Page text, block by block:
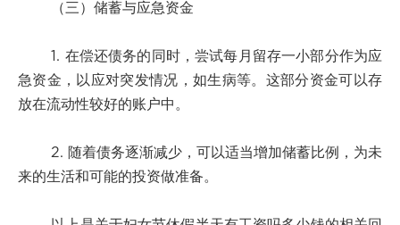
（三）储蓄与应急资金
1. 在偿还债务的同时，尝试每月留存一小部分作为应
急资金，以应对突发情况，如生病等。这部分资金可以存
放在流动性较好的账户中。
2. 随着债务逐渐减少，可以适当增加储蓄比例，为未
来的生活和可能的投资做准备。